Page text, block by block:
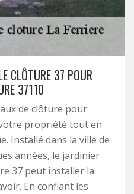
CLÔTURE 37 POUR
37110
de clôture pour
propriété tout en
Installé dans la ville de
années, le jardinier
37 peut installer la
En confiant les